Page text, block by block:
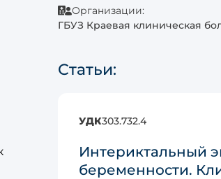
Организации:
ГБУЗ Краевая клиническая
Статьи:
УДК303.732.4
Интериктальный
беременности.